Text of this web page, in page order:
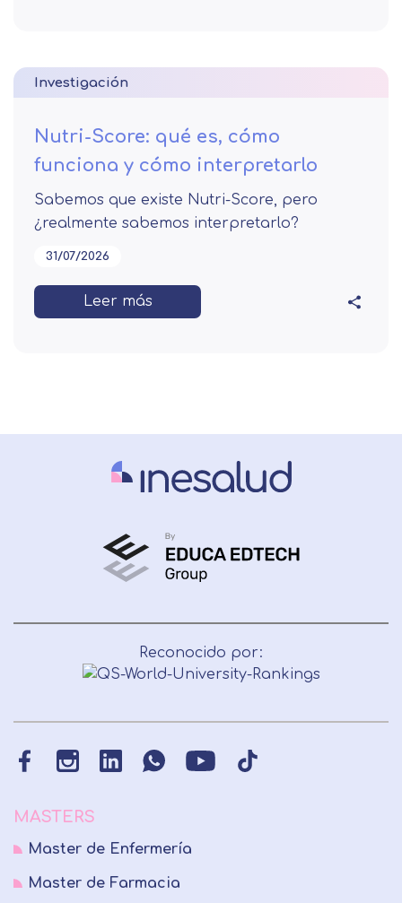
Investigación
Nutri-Score: qué es, cómo
funciona y cómo interpretarlo
Sabemos que existe Nutri-Score, pero
¿realmente sabemos interpretarlo?
31/07/2026
Leer más
Reconocido por:
MASTERS
Master de Enfermería
Master de Farmacia